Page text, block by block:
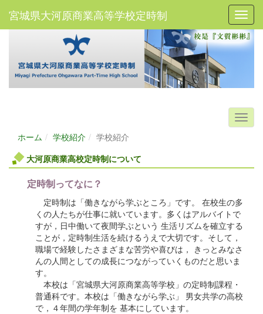
宮城県大河原商業高等学校定時制
ホーム 学校紹介
学校紹介
大河原商業高校定時制について
定時制ってなに？
定時制は「働きながら学ぶところ」です。 在校生の多
くの人たちが仕事に就いています。多くはアルバイトで
すが，日中働いて夜間学ぶという 生活リズムを確立する
ことが，定時制生活を続けるうえで大切です。そして，
職場で経験したさまざまな苦労や喜びは， きっとみなさ
んの人間としての成長につながっていくものだと思いま
す。
本校は「宮城県大河原商業高等学校」の定時制課程・
普通科です。本校は「働きながら学ぶ」 男女共学の高校
で，４年間の学年制を 基本にしています。